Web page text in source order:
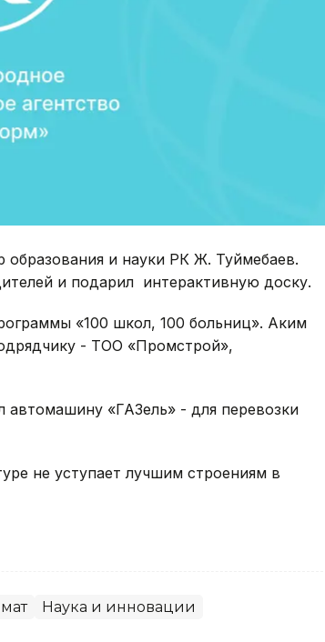
и науки РК Ж. Туймебаев.
и подарил интерактивную доску.
«100 школ, 100 больниц». Аким
- ТОО «Промстрой»,
автомашину «ГАЗель» - для перевозки
не уступает лучшим строениям в
Наука и инновации